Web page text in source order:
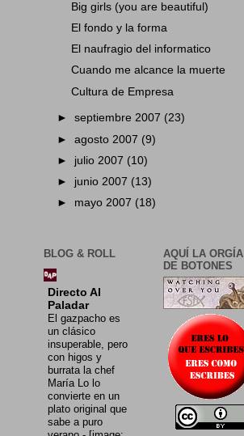
Big girls (you are beautiful)
El fondo y la forma
El naufragio del informatico
Cuando me alcance la muerte
Cultura de Empresa
►septiembre 2007 (23)
►agosto 2007 (9)
► julio 2007 (10)
► junio 2007 (13)
► mayo 2007 (18)
BLOG & ROLL
Directo Al
Paladar
El gazpacho es
un clásico
insuperable, pero
con higos y
burrata la chef
María Lo lo
convierte en un
plato original que
sabe a puro
AQUÍ LA ORGÍA
DE BOTONES